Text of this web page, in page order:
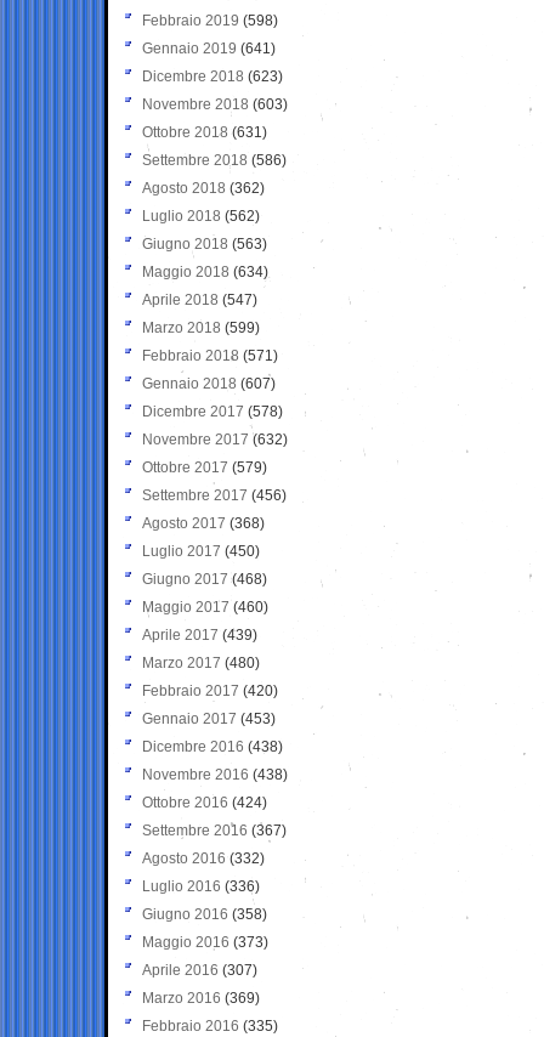
Febbraio 2019 (598)
Gennaio 2019 (641)
Dicembre 2018 (623)
Novembre 2018 (603)
Ottobre 2018 (631)
Settembre 2018 (586)
Agosto 2018 (362)
Luglio 2018 (562)
Giugno 2018 (563)
Maggio 2018 (634)
Aprile 2018 (547)
Marzo 2018 (599)
Febbraio 2018 (571)
Gennaio 2018 (607)
Dicembre 2017 (578)
Novembre 2017 (632)
Ottobre 2017 (579)
Settembre 2017 (456)
Agosto 2017 (368)
Luglio 2017 (450)
Giugno 2017 (468)
Maggio 2017 (460)
Aprile 2017 (439)
Marzo 2017 (480)
Febbraio 2017 (420)
Gennaio 2017 (453)
Dicembre 2016 (438)
Novembre 2016 (438)
Ottobre 2016 (424)
Settembre 2016 (367)
Agosto 2016 (332)
Luglio 2016 (336)
Giugno 2016 (358)
Maggio 2016 (373)
Aprile 2016 (307)
Marzo 2016 (369)
Febbraio 2016 (335)